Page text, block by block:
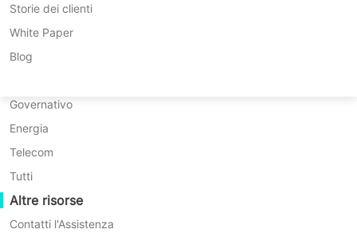
Download Supporto
Orchestrazione dei Lavori
Mobilità dei Carichi di Lavoro
Migrazione V2V
Migrazione P2P
Migrazione C2C
Migrazione C2V
Migrazione P2C
Recoveribilità
Verifica del Recupero della VM
H3C CAS/UIS
ZStack
Sangfor HCI
Huawei FusionCompute
Red Hat Virtualization
Oracle OLVM
XenServer/Citrix Hypervisor
KayGrid
InCloud Sphere
Demo dal vivo
Storie dei clienti
Servizi IT
Governativo
Energia
Telecom
Tutti
Altre risorse
Contatti l'Assistenza
Accesso Portale Partner
Storie dei clienti
White Paper
Blog
Facile, intelligente, conveniente.
* Prova gratuita di 60 giorni (Versione
Enterprise illimitata)